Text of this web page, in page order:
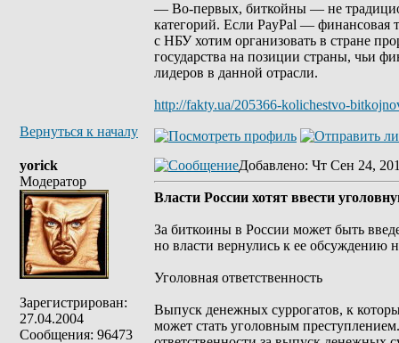
— Во-первых, биткойны — не
категорий. Если PayPal — финансовая
с НБУ хотим организовать в стране
государства на позиции страны, чьи
лидеров в данной отрасли.
http://fakty.ua/205366-kolichestvo-
Вернуться к началу
yorick
Модератор
Зарегистрирован:
27.04.2004
Сообщения: 96473
Добавлено: Чт Сен 24,
Власти России хотят ввести
За биткоины в России может быть
но власти вернулись к ее обсуждению
Уголовная ответственность
Выпуск денежных суррогатов, к
может стать уголовным